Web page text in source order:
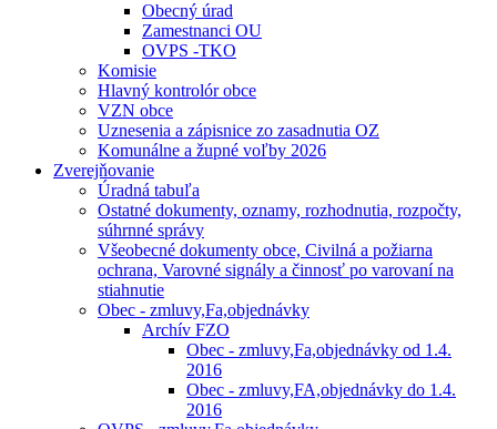
Obecný úrad
Zamestnanci OU
OVPS -TKO
Komisie
Hlavný kontrolór obce
VZN obce
Uznesenia a zápisnice zo zasadnutia OZ
Komunálne a župné voľby 2026
Zverejňovanie
Úradná tabuľa
Ostatné dokumenty, oznamy, rozhodnutia, rozpočty,
súhrnné správy
Všeobecné dokumenty obce, Civilná a požiarna
ochrana, Varovné signály a činnosť po varovaní na
stiahnutie
Obec - zmluvy,Fa,objednávky
Archív FZO
Obec - zmluvy,Fa,objednávky od 1.4.
2016
Obec - zmluvy,FA,objednávky do 1.4.
2016